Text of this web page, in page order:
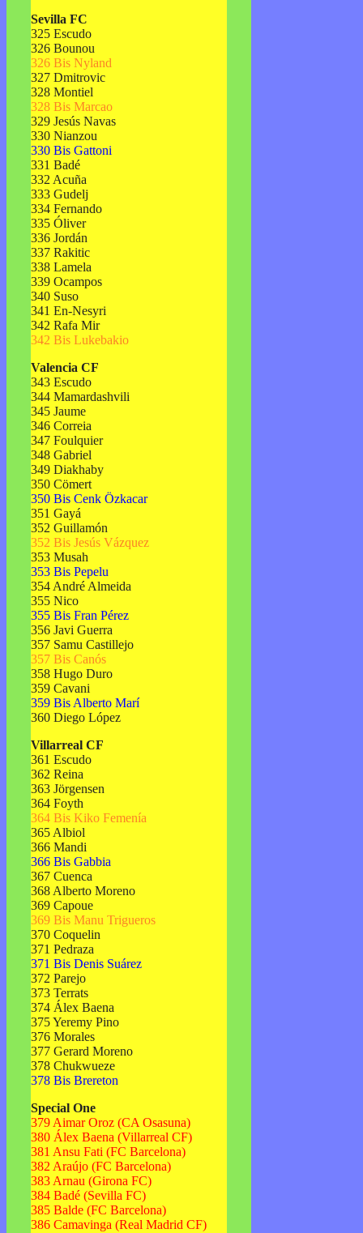
Sevilla FC
325 Escudo
326 Bounou
326 Bis Nyland
327 Dmitrovic
328 Montiel
328 Bis Marcao
329 Jesús Navas
330 Nianzou
330 Bis Gattoni
331 Badé
332 Acuña
333 Gudelj
334 Fernando
335 Óliver
336 Jordán
337 Rakitic
338 Lamela
339 Ocampos
340 Suso
341 En-Nesyri
342 Rafa Mir
342 Bis Lukebakio
Valencia CF
343 Escudo
344 Mamardashvili
345 Jaume
346 Correia
347 Foulquier
348 Gabriel
349 Diakhaby
350 Cömert
350 Bis Cenk Özkacar
351 Gayá
352 Guillamón
352 Bis Jesús Vázquez
353 Musah
353 Bis Pepelu
354 André Almeida
355 Nico
355 Bis Fran Pérez
356 Javi Guerra
357 Samu Castillejo
357 Bis Canós
358 Hugo Duro
359 Cavani
359 Bis Alberto Marí
360 Diego López
Villarreal CF
361 Escudo
362 Reina
363 Jörgensen
364 Foyth
364 Bis Kiko Femenía
365 Albiol
366 Mandi
366 Bis Gabbia
367 Cuenca
368 Alberto Moreno
369 Capoue
369 Bis Manu Trigueros
370 Coquelin
371 Pedraza
371 Bis Denis Suárez
372 Parejo
373 Terrats
374 Álex Baena
375 Yeremy Pino
376 Morales
377 Gerard Moreno
378 Chukwueze
378 Bis Brereton
Special One
379 Aimar Oroz (CA Osasuna)
380 Álex Baena (Villarreal CF)
381 Ansu Fati (FC Barcelona)
382 Araújo (FC Barcelona)
383 Arnau (Girona FC)
384 Badé (Sevilla FC)
385 Balde (FC Barcelona)
386 Camavinga (Real Madrid CF)